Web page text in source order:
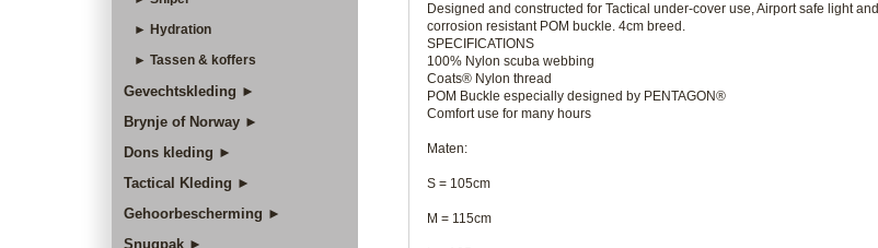
► Hydration
► Tassen & koffers
Gevechtskleding ►
Brynje of Norway ►
Dons kleding ►
Tactical Kleding ►
Gehoorbescherming ►
Snugpak ►
Designed and constructed for Tactical under-cover use, Airport safe light and
corrosion resistant POM buckle. 4cm breed.
SPECIFICATIONS
100% Nylon scuba webbing
Coats® Nylon thread
POM Buckle especially designed by PENTAGON®
Comfort use for many hours
Maten:
S = 105cm
M = 115cm